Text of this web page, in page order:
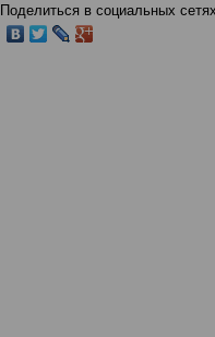
Поделиться в социальных